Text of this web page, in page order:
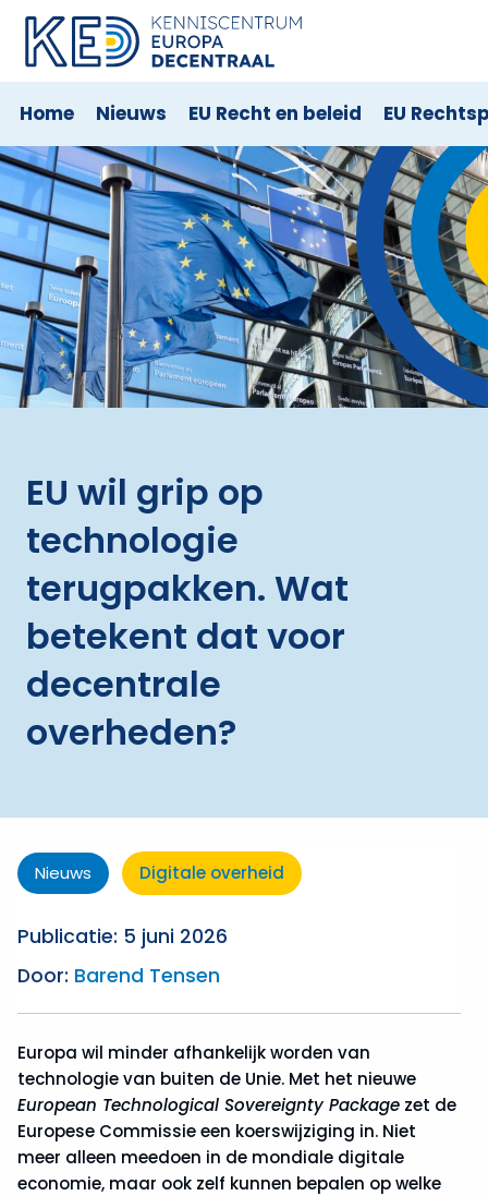
Home Nieuws EU Recht en beleid EU
EU wil grip op
technologie
terugpakken. Wat
betekent dat voor
decentrale
overheden?
Nieuws Digitale overheid
Publicatie: 5 juni 2026
Door: Barend Tensen
Europa wil minder afhankelijk worden van
technologie van buiten de Unie. Met het nieuwe
European Technological Sovereignty Package zet de
Europese Commissie een koerswijziging in. Niet
meer alleen meedoen in de mondiale digitale
economie, maar ook zelf kunnen bepalen op welke